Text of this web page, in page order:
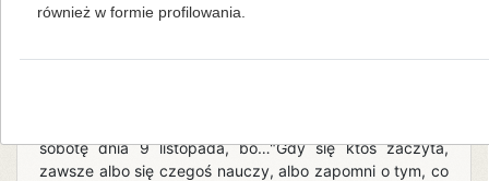
Mariola Huzar,własne
Wraz ze spadkiem temperatury za oknem
sobotę dnia 9 listopada, bo…"Gdy się ktoś zaczyta,
zawsze albo się czegoś nauczy, albo zapomni o tym, co
również w formie profilowania.